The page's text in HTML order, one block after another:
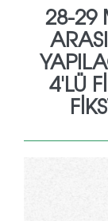
28-29
4'LÜ